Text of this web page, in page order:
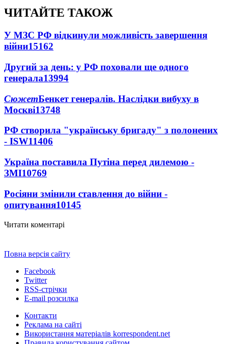
ЧИТАЙТЕ ТАКОЖ
У МЗС РФ відкинули можливість завершення
війни15162
Другий за день: у РФ поховали ще одного
генерала13994
СюжетБенкет генералів. Наслідки вибуху в
Москві13748
РФ створила "українську бригаду" з полонених
- ISW11406
Україна поставила Путіна перед дилемою -
ЗМІ10769
Росіяни змінили ставлення до війни -
опитування10145
Читати коментарі
Повна версія сайту
Facebook
Twitter
RSS-стрічки
E-mail розсилка
Контакти
Реклама на сайті
Використання матеріалів korrespondent.net